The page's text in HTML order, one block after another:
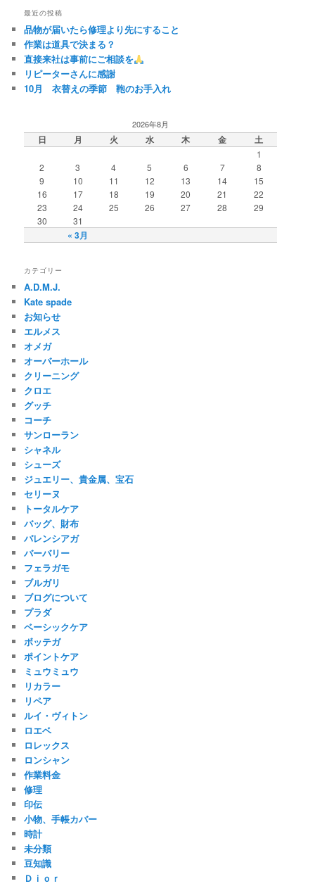
最近の投稿
品物が届いたら修理より先にすること
作業は道具で決まる？
直接来社は事前にご相談を
リピーターさんに感謝
10月 衣替えの季節 鞄のお手入れ
2026年8月
日 月 火 水 木 金 土
« 3月
1
2
3 4 5 6 7
8
9
10 11 12 13 14
15
16
17 18 19 20 21
22
23
24 25 26 27 28
29
30
31
カテゴリー
A.D.M.J.
Kate spade
お知らせ
エルメス
オメガ
オーバーホール
クリーニング
クロエ
グッチ
コーチ
サンローラン
シャネル
シューズ
ジュエリー、貴金属、宝石
セリーヌ
トータルケア
バッグ、財布
バレンシアガ
バーバリー
フェラガモ
ブルガリ
ブログについて
プラダ
ベーシックケア
ボッテガ
ポイントケア
ミュウミュウ
リカラー
リペア
ルイ・ヴィトン
ロエベ
ロレックス
ロンシャン
作業料金
修理
印伝
小物、手帳カバー
時計
未分類
豆知識
Ｄｉｏｒ